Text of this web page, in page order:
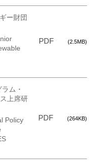
ー財団
PDF (2.5MB)
ム・
上席研
Policy
PDF (264KB)